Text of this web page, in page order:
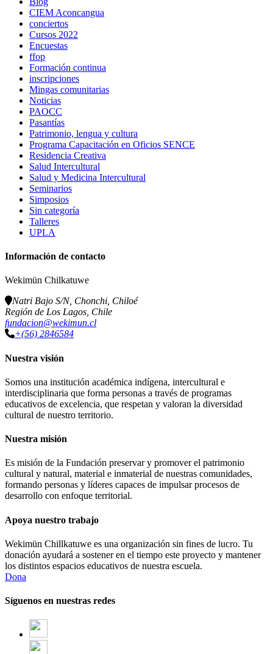
CIEM Aconcangua
conciertos
Cursos 2022
Encuestas
ffop
Formación continua
inscripciones
Mingas comunitarias
Noticias
PAOCC
Pasantías
Patrimonio, lengua y cultura
Programa Capacitación en Oficios SENCE
Residencia Creativa
Salud Intercultural
Salud y Medicina Intercultural
Seminarios
Simposios
Sin categoría
Talleres
UPLA
Información de contacto
Wekimün Chilkatuwe
Natri Bajo S/N, Chonchi, Chiloé
Región de Los Lagos, Chile
fundacion@wekimun.cl
+(56) 2846584
Nuestra visión
Somos una institución académica indígena, intercultural e
interdisciplinaria que forma personas a través de programas
educativos de excelencia, que respetan y valoran la diversidad
cultural de nuestro territorio.
Nuestra misión
Es misión de la Fundación preservar y promover el patrimonio
cultural y natural, material e inmaterial de nuestras comunidades,
formando personas y líderes capaces de impulsar procesos de
desarrollo con enfoque territorial.
Apoya nuestro trabajo
Wekimün Chillkatuwe es una organización sin fines de lucro. Tu
donación ayudará a sostener en el tiempo este proyecto y mantener
los distintos espacios educativos de nuestra escuela.
Dona
Síguenos en nuestras redes